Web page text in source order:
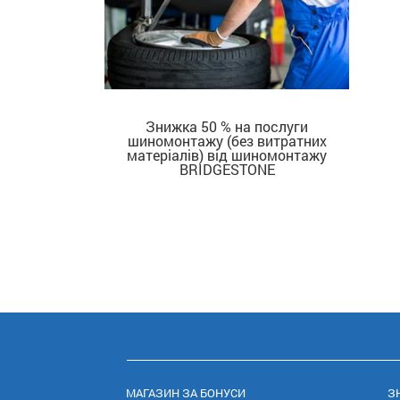
Знижка 50 % на послуги
шиномонтажу (без витратних
матеріалів) від шиномонтажу
BRIDGESTONE
ДІЗНАТИСЬ БІЛЬШЕ
МАГАЗИН ЗА БОНУСИ